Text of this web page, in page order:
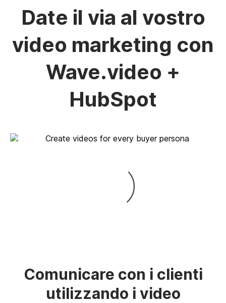
Date il via al vostro
video marketing con
Wave.video +
HubSpot
Comunicare con i clienti
utilizzando i video